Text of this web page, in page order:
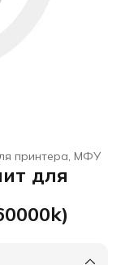
принтера, МФУ
для